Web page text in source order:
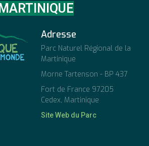
MARTINIQUE
Adresse
Parc Naturel Régional de la
Martinique
Morne Tartenson - BP 437
Fort de France 97205
Cedex, Martinique
Site Web du Parc